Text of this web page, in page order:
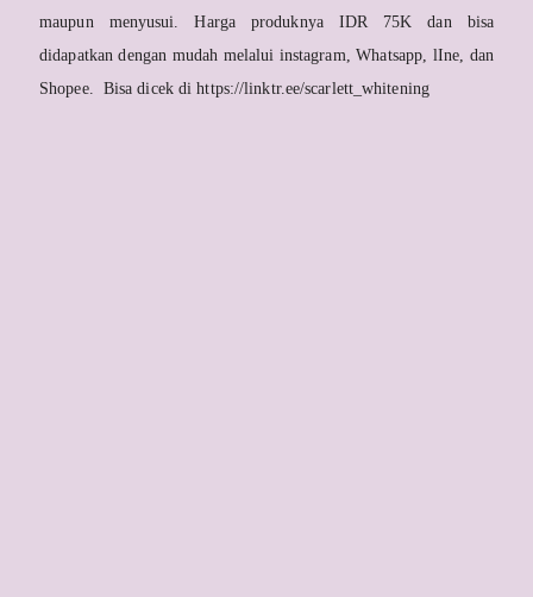
maupun menyusui. Harga produknya IDR 75K dan bisa
didapatkan dengan mudah melalui instagram, Whatsapp, lIne, dan
Shopee. Bisa dicek di https://linktr.ee/scarlett_whitening